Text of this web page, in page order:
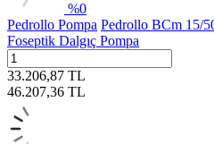
%0
Pedrollo Pompa Pedrollo BCm 15/
Foseptik Dalgıç Pompa
33.206,87 TL
46.207,36 TL